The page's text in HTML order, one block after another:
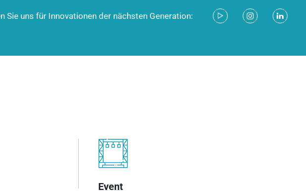
Sie uns für Innovationen der nächsten Generation:
Event